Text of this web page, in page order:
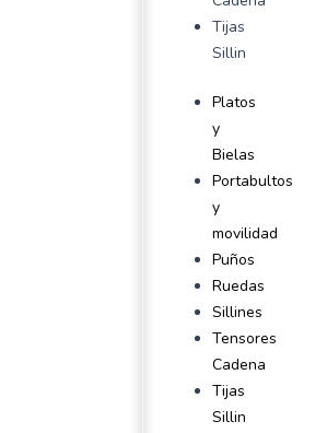
Tijas
Sillin
Platos
y
Bielas
Portabultos
y
movilidad
Puños
Ruedas
Sillines
Tensores
Cadena
Tijas
Sillin